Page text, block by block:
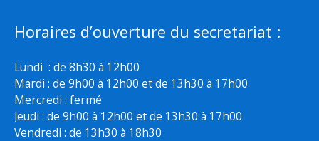
Horaires d’ouverture du secretariat :
Lundi : de 8h30 à 12h00
Mardi : de 9h00 à 12h00 et de 13h30 à 17h00
Mercredi : fermé
Jeudi : de 9h00 à 12h00 et de 13h30 à 17h00
Vendredi : de 13h30 à 18h30